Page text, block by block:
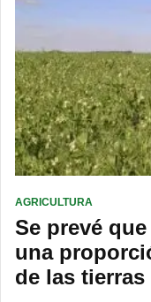
AGRICULTURA
Se prevé
una
de las